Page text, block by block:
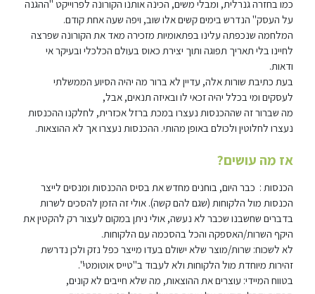
כמו בחזרה גנרלית, ומבלי משים, הכינה אותנו הקורונה לפרוייקט "ההגנה
על העסק" הנדרש בימים קשים אלו שוב, ויפה שעה אחת קודם.
המלחמה שנכפתה עלינו בפתאומיות מזכירה מאד את הקורונה שפרצה
לחיינו בלי תאריך תפוגה ותוך יצירת כאוס בעולם הכלכלי ובעיקר אי
ודאות.
בעת כתיבת שורות אלה, עדיין לא ברור מה יהיה הסיוע הממשלתי
לעסקים ומי בכלל יהיה זכאי לו ובאיזה תנאים, אבל,
מה שברור זה שההכנסות נעצרו במכת ברזל אכזרית, לחלקנו ההכנסות
נעצרו לחלוטין ולכולם באופן מהותי. ההכנסות נעצרו אך לא ההוצאות.
אז מה עושים?
הכנסות : כבר היום, בוחנים מחדש את בסיס ההכנסות ומנסים לייצר
הכנסות מול הלקוחות (שגם להם קשה). אולי זה הזמן להסכים לשרות
בדברים שחשבנו שכבר לא נעשה, אולי ניתן במקום לעצור רק להקטין את
היקף השרות/האספקה והכל בהסכמה עם הלקוחות.
לא לשכוח: שרות/מוצר שלא ישולם בעדו מייצר כפל נזק ולכן נדרשת
זהירות מיוחדת מול הלקוחות ולא לעבוד ב"טייס אוטומטי".
בטווח המיידי: עוצרים את ההוצאות, מה שלא חייבים לא קונים,